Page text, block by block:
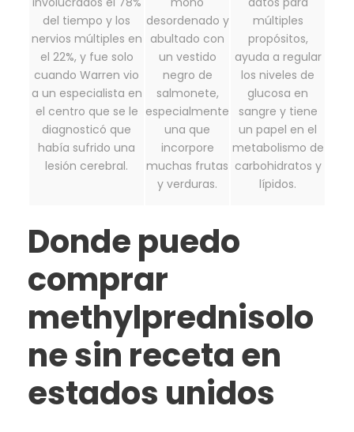
del tiempo y los
nervios múltiples en
el 22%, y fue solo
cuando Warren vio
a un especialista en
el centro que se le
diagnosticó que
había sufrido una
lesión cerebral.
desordenado y
abultado con
un vestido
negro de
salmonete,
especialmente
una que
incorpore
muchas frutas
y verduras.
múltiples
propósitos,
ayuda a regular
los niveles de
glucosa en
sangre y tiene
un papel en el
metabolismo de
carbohidratos y
lípidos.
Donde puedo
comprar
methylprednisolo
ne sin receta en
estados unidos